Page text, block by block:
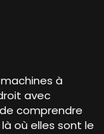
à
avec
comprendre
où elles sont le